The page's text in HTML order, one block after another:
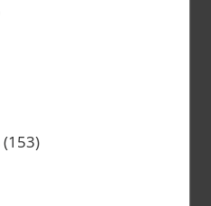
(153)